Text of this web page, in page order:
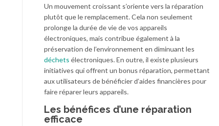
Un mouvement croissant s’oriente vers la réparation
plutôt que le remplacement. Cela non seulement
prolonge la durée de vie de vos appareils
électroniques, mais contribue également à la
préservation de l’environnement en diminuant les
déchets électroniques. En outre, il existe plusieurs
initiatives qui offrent un bonus réparation, permettant
aux utilisateurs de bénéficier d’aides financières pour
faire réparer leurs appareils.
Les bénéfices d’une réparation
efficace